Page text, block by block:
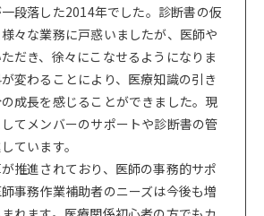
段落した2014年でした。診断書の仮
々な業務に戸惑いましたが、医師や
だき、徐々にこなせるようになりま
変わることにより、医療知識の引き
成長を感じることができました。現
てメンバーのサポートや診断書の管
ています。
推進されており、医師の事務的サポ
事務作業補助者のニーズは今後も増